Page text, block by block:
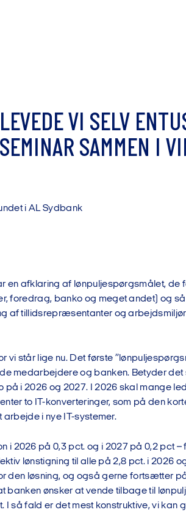
LEVEDE VI SELV ENTU
SEMINAR SAMMEN I VI
ndet i AL Syd bank
en afklaring af lønpuljespørgsmålet,
foredrag, banko og meget andet) og
af tillidsrepræsentanter og
vi står lige nu. Det første
medarbejdere og banken. Betyder det
på i 2026 og 2027. I 2026 skal mange
to IT-konverteringer, som på den
arbejde i nye IT-systemer.
i 2026 på 0,3 pct. og i 2027 på 0,2 pct –
lønstigning til alle på 2,8 pct. i 2026
den løsning, og også gerne fortsætter
banken ønsker at vende tilbage til
I så fald er det mest konstruktive, vi kan